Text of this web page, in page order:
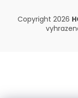
Copyright 2026